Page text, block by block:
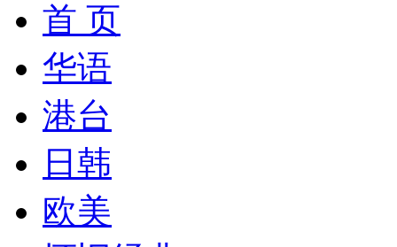
首 页
华语
港台
日韩
欧美